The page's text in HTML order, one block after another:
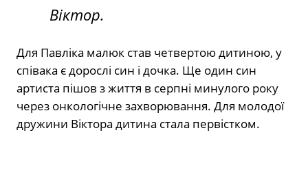
Віктор.
Для Павліка малюк став четвертою дитиною, у
співака є дорослі син і дочка. Ще один син
артиста пішов з життя в серпні минулого року
через онкологічне захворювання. Для молодої
дружини Віктора дитина стала первістком.